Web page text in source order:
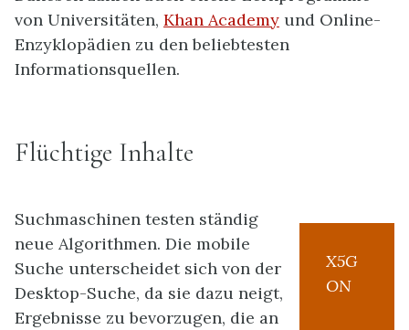
von Universitäten, Khan Academy und Online-
Enzyklopädien zu den beliebtesten
Informationsquellen.
Flüchtige Inhalte
X5G
ON
Suchmaschinen testen ständig
neue Algorithmen. Die mobile
Suche unterscheidet sich von der
Desktop-Suche, da sie dazu neigt,
Ergebnisse zu bevorzugen, die an